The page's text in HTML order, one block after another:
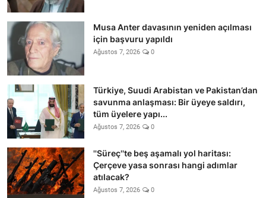
Musa Anter davasının yeniden açılması
için başvuru yapıldı
Ağustos 7, 2026 0
Türkiye, Suudi Arabistan ve Pakistan’dan
savunma anlaşması: Bir üyeye saldırı,
tüm üyelere yapı...
Ağustos 7, 2026 0
''Süreç''te beş aşamalı yol haritası:
Çerçeve yasa sonrası hangi adımlar
atılacak?
Ağustos 7, 2026 0